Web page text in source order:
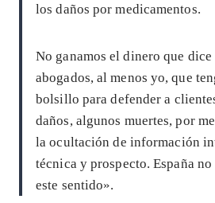
los daños por medicamentos.
No ganamos el dinero que dice
abogados, al menos yo, que
bolsillo para defender a
daños, algunos muertes, por
la ocultación de información
técnica y prospecto. España
este sentido».